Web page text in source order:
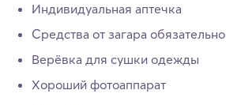
Индивидуальная аптечка
Средства от загара обязательно
Верёвка для сушки одежды
Хороший фотоаппарат